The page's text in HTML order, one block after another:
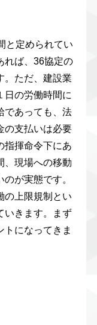
と定められてい
れば、36協定の
。ただ、建設業
日の労働時間に
であっても、法
の支払いは必要
指揮命令下にあ
、現場への移動
が実態です。
の上限規制とい
いきます。まず
トになってきま